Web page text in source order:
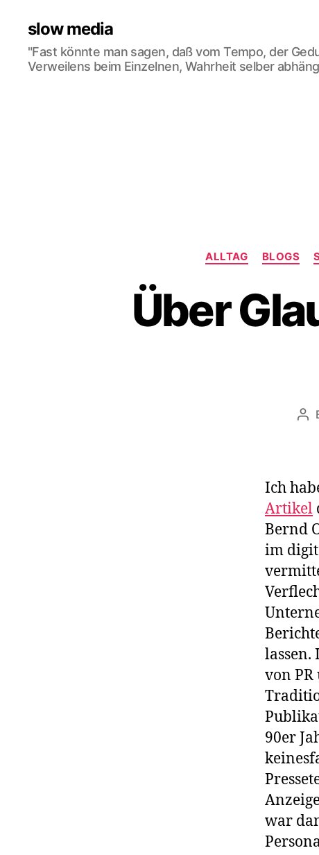
slow media
"Fast könnte man sagen, daß vom Tempo, der
Verweilens beim Einzelnen, Wahrheit selber
ALLTAG BLOGS
Über
Ich
Artikel
Bernd
im
lassen.
von
90er
war